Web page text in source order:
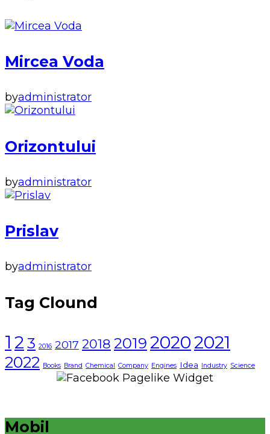
Mircea Voda
byadministrator
Orizontului
byadministrator
Prislav
byadministrator
Tag Clound
1 2 3 2016 2017 2018 2019 20202021
2022 Books Brand Chemical Company Engines Idea Industry Science
Mobil